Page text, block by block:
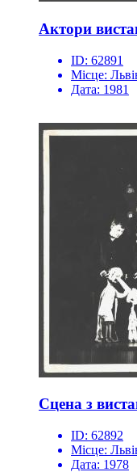
Актори
ID: 62891
Місце:
Дата: 1981
Сцена з
ID: 62892
Місце:
Дата: 1978